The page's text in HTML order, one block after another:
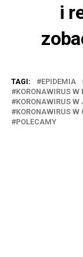
i
TAGI: EPIDEMIA
KORONAWIRUS W
KORONAWIRUS W
KORONAWIRUS W
POLECAMY